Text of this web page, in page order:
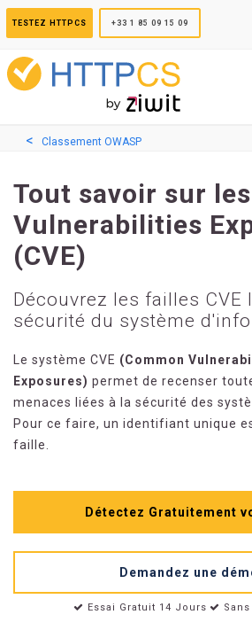
TESTEZ HTTPCS +33 1 85 09 15 09
Classement OWASP
Tout savoir sur
Vulnerabilities
(CVE)
Découvrez les failles CVE
sécurité du système
Le système CVE (Common
Exposures) permet de recenser
menaces liées à la sécurité des
Pour ce faire, un identifiant unique
faille.
Détectez Gratuitement
Demandez une
Essai Gratuit 14 Jours
Panneau de gestion des cookies